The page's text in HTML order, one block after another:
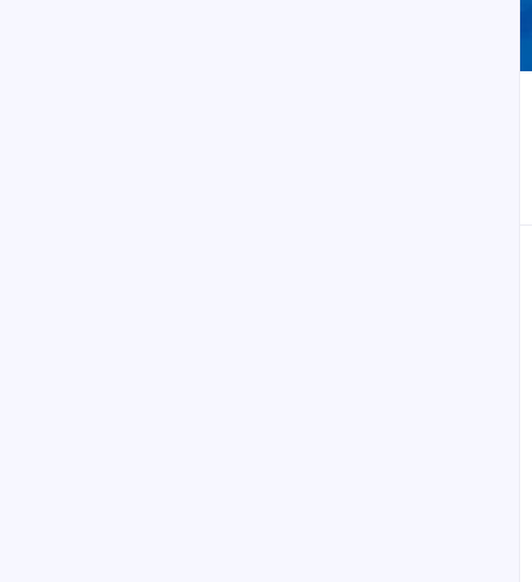
العلامات المرجعية